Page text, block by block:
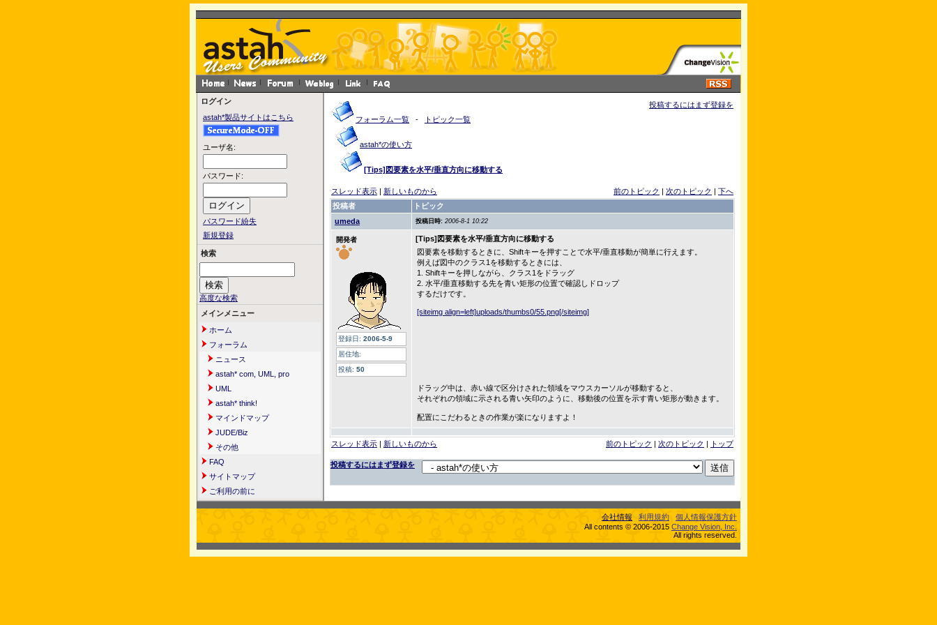
ログイン
astah*製品サイトはこちら
ユーザ名:
パスワード:
パスワード紛失
新規登録
検索
高度な検索
メインメニュー
ホーム
フォーラム
ニュース
astah* com, UML, pro
UML
astah* think!
マインドマップ
JUDE/Biz
その他
FAQ
サイトマップ
ご利用の前に
フォーラム一覧 - トピック一覧
astah*の使い方
[Tips]図要素を水平/垂直方向に移動する
投稿するにはまず登録を
スレッド表示 | 新しいものから 前のトピック | 次のトピック | 下へ
投稿者
トピック
umeda
投稿日時: 2006-8-1 10:22
開発者
登録日: 2006-5-9
居住地:
投稿: 50
[Tips]図要素を水平/垂直方向に移動する
図要素を移動するときに、Shiftキーを押すことで水平/垂直移動が簡単に行えます。
例えば図中のクラス1を移動するときには、
1. Shiftキーを押しながら、クラス1をドラッグ
2. 水平/垂直移動する先を青い矩形の位置で確認しドロップ
するだけです。
[siteimg align=left]uploads/thumbs0/55.png[/siteimg]
ドラッグ中は、赤い線で区分けされた領域をマウスカーソルが移動すると、
それぞれの領域に示される青い矢印のように、移動後の位置を示す青い矩形が動きます。
配置にこだわるときの作業が楽になりますよ！
スレッド表示 | 新しいものから 前のトピック | 次のトピック | トップ
投稿するにはまず登録を
会社情報 利用規約
個人情報保護方針
All contents © 2006-2015 Change Vision, Inc.
All rights reserved.